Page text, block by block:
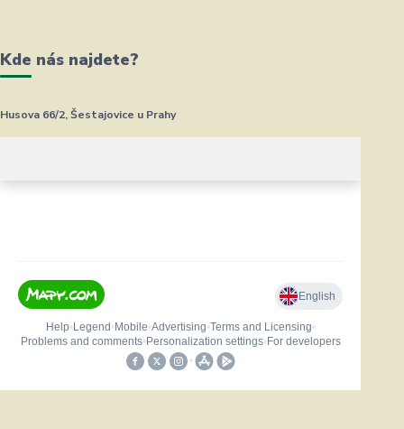
Kde nás najdete?
Husova 66/2, Šestajovice u Prahy